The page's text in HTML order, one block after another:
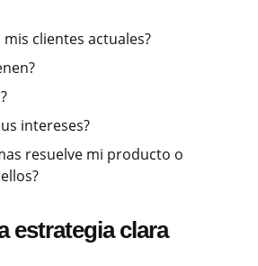
mis clientes actuales?
intereses?
resuelve mi producto o
estrategia clara